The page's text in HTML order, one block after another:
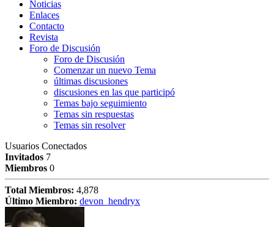
Noticias
Enlaces
Contacto
Revista
Foro de Discusión
Foro de Discusión
Comenzar un nuevo Tema
últimas discusiones
discusiones en las que participó
Temas bajo seguimiento
Temas sin respuestas
Temas sin resolver
Usuarios Conectados
Invitados 7
Miembros 0
Total Miembros: 4,878
Último Miembro: devon_hendryx